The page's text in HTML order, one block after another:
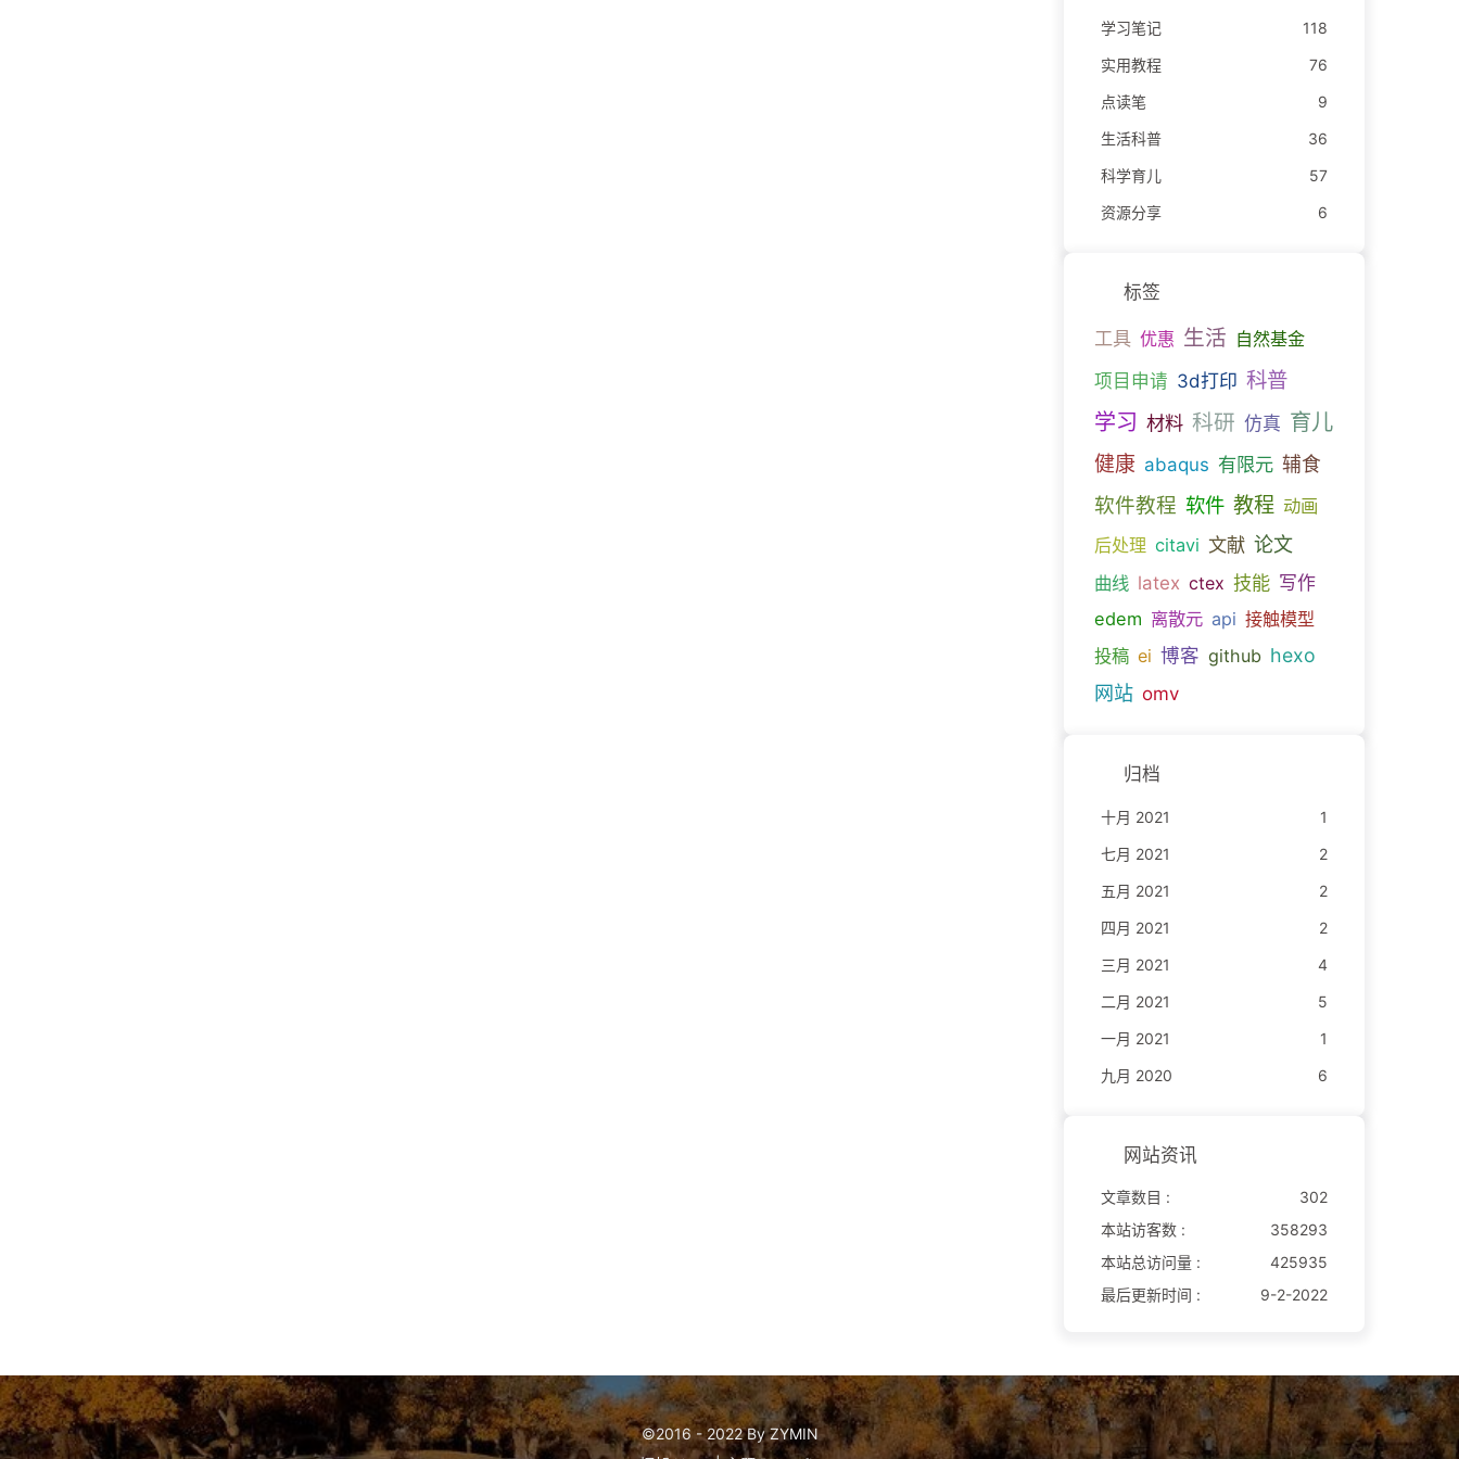
学习笔记
118
实用教程
76
点读笔
9
生活科普
36
科学育儿
57
资源分享
6
标签
工具 优惠 生活 自然基金
项目申请 3d打印 科普
学习 材料 科研 仿真 育儿
健康 abaqus 有限元 辅食
软件教程 软件 教程 动画
后处理 citavi 文献 论文
曲线 latex ctex 技能 写作
edem 离散元 api 接触模型
投稿 ei 博客 github hexo
网站 omv
归档
十月 2021
1
七月 2021
2
五月 2021
2
四月 2021
2
三月 2021
4
二月 2021
5
一月 2021
1
九月 2020
6
网站资讯
文章数目 :
302
本站访客数 :
358293
本站总访问量 :
425935
最后更新时间 :
9-2-2022
©2016 - 2022 By ZYMIN